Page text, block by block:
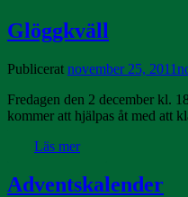
Glöggkväll
Publicerat november 25, 2011
Fredagen den 2 december kl.
kommer att hjälpas åt med att
Läs mer
Adventskalender